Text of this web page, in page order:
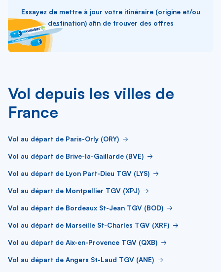
Essayez de mettre à jour votre itinéraire (origine et/ou
destination) afin de trouver des offres
Vol depuis les villes de
France
Vol au départ de Paris-Orly (ORY)
Vol au départ de Brive-la-Gaillarde (BVE)
Vol au départ de Lyon Part-Dieu TGV (LYS)
Vol au départ de Montpellier TGV (XPJ)
Vol au départ de Bordeaux St-Jean TGV (BOD)
Vol au départ de Marseille St-Charles TGV (XRF)
Vol au départ de Aix-en-Provence TGV (QXB)
Vol au départ de Angers St-Laud TGV (ANE)